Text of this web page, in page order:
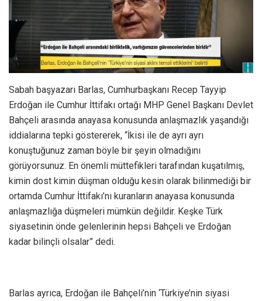
Sabah başyazarı Barlas, Cumhurbaşkanı Recep Tayyip
Erdoğan ile Cumhur İttifakı ortağı MHP Genel Başkanı Devlet
Bahçeli arasında anayasa konusunda anlaşmazlık yaşandığı
iddialarına tepki göstererek, “İkisi ile de ayrı ayrı
konuştuğunuz zaman böyle bir şeyin olmadığını
görüyorsunuz. En önemli müttefikleri tarafından kuşatılmış,
kimin dost kimin düşman olduğu kesin olarak bilinmediği bir
ortamda Cumhur İttifakı’nı kuranların anayasa konusunda
anlaşmazlığa düşmeleri mümkün değildir. Keşke Türk
siyasetinin önde gelenlerinin hepsi Bahçeli ve Erdoğan
kadar bilinçli olsalar” dedi.
Barlas ayrıca, Erdoğan ile Bahçeli’nin ‘Türkiye’nin siyasi